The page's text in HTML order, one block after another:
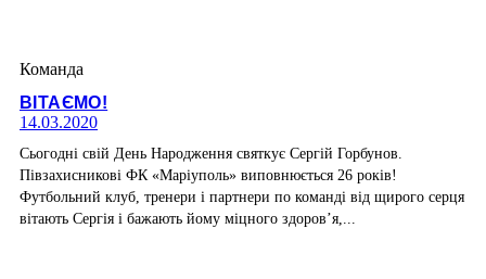
Команда
ВІТАЄМО!
14.03.2020
Сьогодні свій День Народження святкує Сергій Горбунов.
Півзахисникові ФК «Маріуполь» виповнюється 26 років!
Футбольний клуб, тренери і партнери по команді від щирого серця
вітають Сергія і бажають йому міцного здоров’я,...